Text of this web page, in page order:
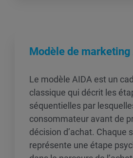
Modèle de marketing
Le modèle AIDA est un
classique qui décrit les
séquentielles par
consommateur avant de
décision d’achat. Chaque
représente une étape